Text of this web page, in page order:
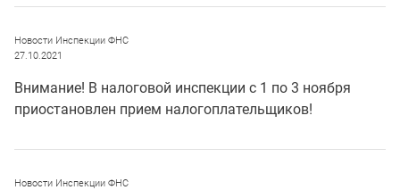
Новости Инспекции ФНС
27.10.2021
Внимание! В налоговой инспекции с 1 по 3 ноября
приостановлен прием налогоплательщиков!
Новости Инспекции ФНС